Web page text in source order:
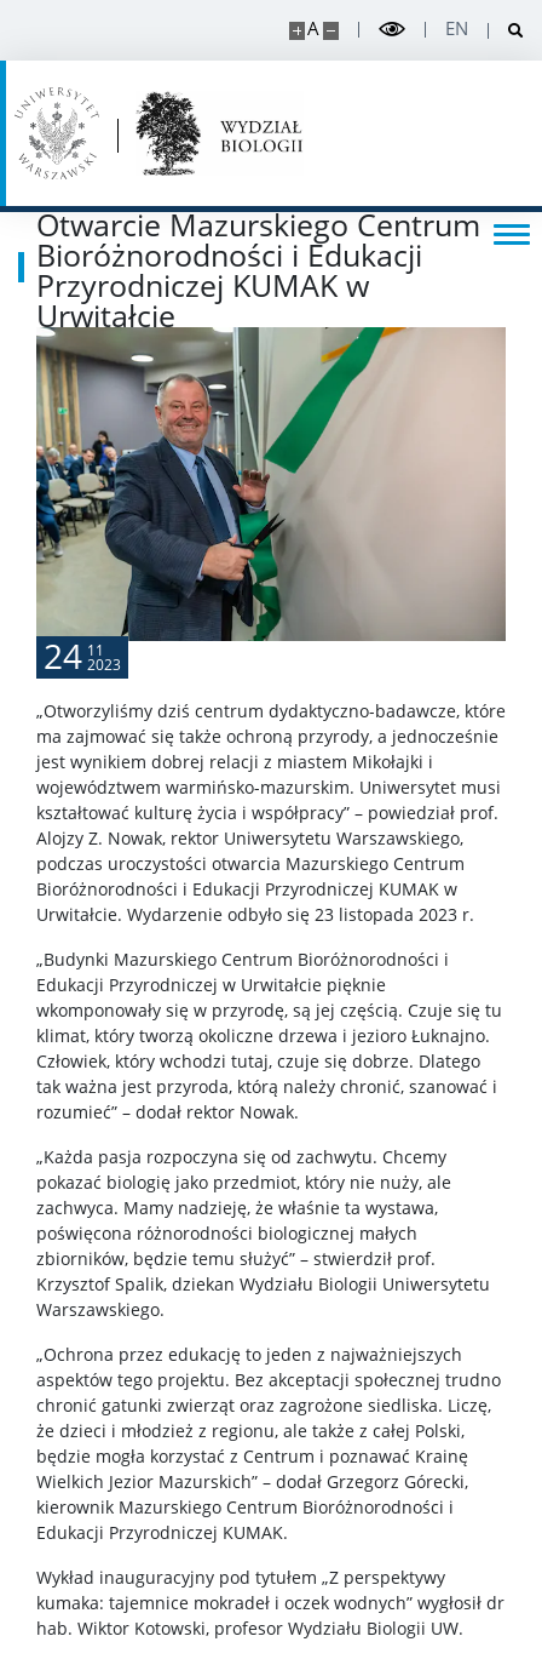
A EN
Otwarcie Mazurskiego Centrum
Bioróżnorodności i Edukacji
Przyrodniczej KUMAK w
Urwitałcie
24 11
2023
„Otworzyliśmy dziś centrum dydaktyczno-badawcze, które
ma zajmować się także ochroną przyrody, a jednocześnie
jest wynikiem dobrej relacji z miastem Mikołajki i
województwem warmińsko-mazurskim. Uniwersytet musi
kształtować kulturę życia i współpracy” – powiedział prof.
Alojzy Z. Nowak, rektor Uniwersytetu Warszawskiego,
podczas uroczystości otwarcia Mazurskiego Centrum
Bioróżnorodności i Edukacji Przyrodniczej KUMAK w
Urwitałcie. Wydarzenie odbyło się 23 listopada 2023 r.
„Budynki Mazurskiego Centrum Bioróżnorodności i
Edukacji Przyrodniczej w Urwitałcie pięknie
wkomponowały się w przyrodę, są jej częścią. Czuje się tu
klimat, który tworzą okoliczne drzewa i jezioro Łuknajno.
Człowiek, który wchodzi tutaj, czuje się dobrze. Dlatego
tak ważna jest przyroda, którą należy chronić, szanować i
rozumieć” – dodał rektor Nowak.
„Każda pasja rozpoczyna się od zachwytu. Chcemy
pokazać biologię jako przedmiot, który nie nuży, ale
zachwyca. Mamy nadzieję, że właśnie ta wystawa,
poświęcona różnorodności biologicznej małych
zbiorników, będzie temu służyć” – stwierdził prof.
Krzysztof Spalik, dziekan Wydziału Biologii Uniwersytetu
Warszawskiego.
„Ochrona przez edukację to jeden z najważniejszych
aspektów tego projektu. Bez akceptacji społecznej trudno
chronić gatunki zwierząt oraz zagrożone siedliska. Liczę,
że dzieci i młodzież z regionu, ale także z całej Polski,
będzie mogła korzystać z Centrum i poznawać Krainę
Wielkich Jezior Mazurskich” – dodał Grzegorz Górecki,
kierownik Mazurskiego Centrum Bioróżnorodności i
Edukacji Przyrodniczej KUMAK.
Wykład inauguracyjny pod tytułem „Z perspektywy
kumaka: tajemnice mokradeł i oczek wodnych” wygłosił dr
hab. Wiktor Kotowski, profesor Wydziału Biologii UW.